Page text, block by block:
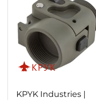
KPYK Industries |